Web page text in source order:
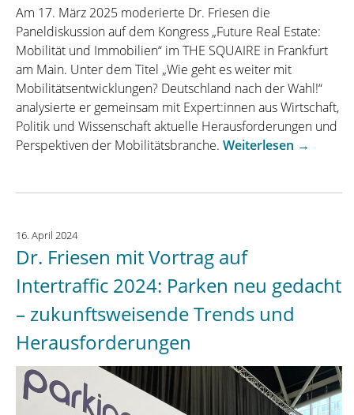
Am 17. März 2025 moderierte Dr. Friesen die
Paneldiskussion auf dem Kongress „Future Real Estate:
Mobilität und Immobilien“ im THE SQUAIRE in Frankfurt
am Main. Unter dem Titel „Wie geht es weiter mit
Mobilitätsentwicklungen? Deutschland nach der Wahl!“
analysierte er gemeinsam mit Expert:innen aus Wirtschaft,
Politik und Wissenschaft aktuelle Herausforderungen und
Perspektiven der Mobilitätsbranche. Weiterlesen „Dr.
auf
Estate-
Kongress
2025“
→
16. April 2024
Dr. Friesen mit Vortrag auf
Intertraffic 2024: Parken neu gedacht
– zukunftsweisende Trends und
Herausforderungen